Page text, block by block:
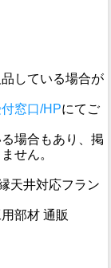
している場合が
窓口/HPにてご
場合もあり、掲
せん。
天井対応フラン
部材 通販